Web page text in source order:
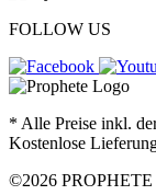
FOLLOW US
* Alle Preise inkl.
Kostenlose
©2026